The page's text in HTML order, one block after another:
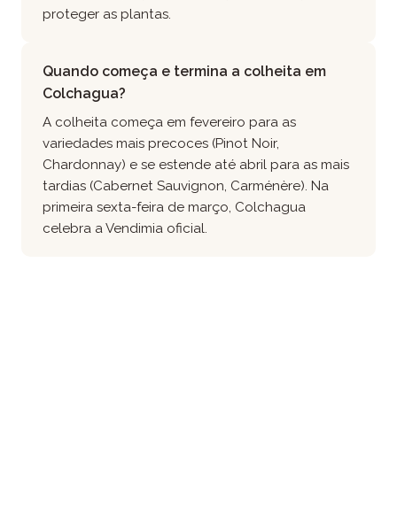
proteger as plantas.
Quando começa e termina a colheita em
Colchagua?
A colheita começa em fevereiro para as
variedades mais precoces (Pinot Noir,
Chardonnay) e se estende até abril para as mais
tardias (Cabernet Sauvignon, Carménère). Na
primeira sexta-feira de março, Colchagua
celebra a Vendimia oficial.